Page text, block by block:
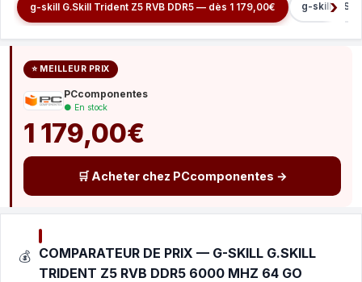
g-skill G.Skill Trident Z5 RVB DDR5 — dès 1 179,00€ g-skill
⭐ MEILLEUR PRIX
PCcomponentes
● En stock
1 179,00€
🛒 Acheter chez PCcomponentes →
💰 COMPARATEUR DE PRIX — G-SKILL G.SKILL
TRIDENT Z5 RVB DDR5 6000 MHZ 64 GO